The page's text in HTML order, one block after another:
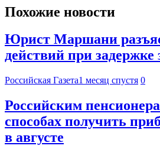
Похожие новости
Юрист Маршани
действий при задержке
Российская Газета1 месяц спустя 0
Российским
способах получить
в августе